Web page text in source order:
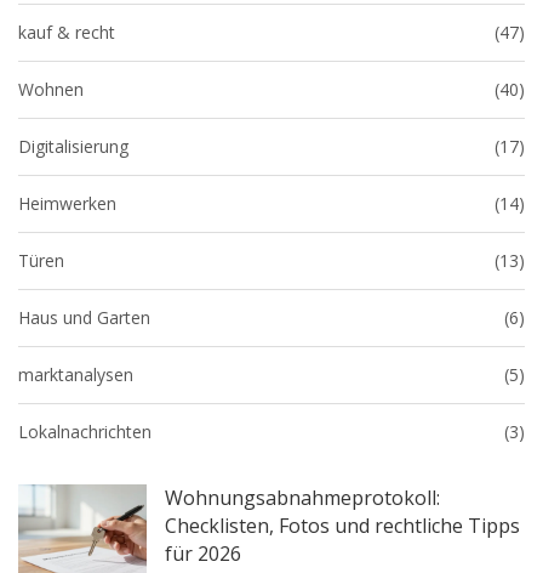
kauf & recht (47)
Wohnen (40)
Digitalisierung (17)
Heimwerken (14)
Türen (13)
Haus und Garten (6)
marktanalysen (5)
Lokalnachrichten (3)
Wohnungsabnahmeprotokoll:
Checklisten, Fotos und rechtliche Tipps
für 2026